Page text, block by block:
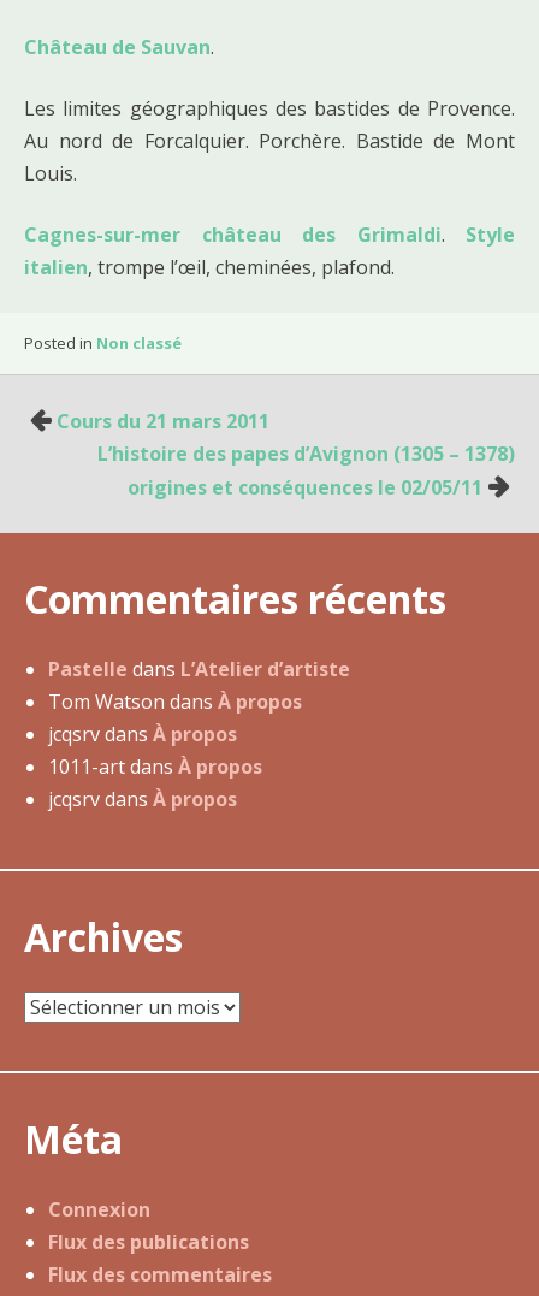
Château de Sauvan.
Les limites géographiques des bastides de Provence.
Au nord de Forcalquier. Porchère. Bastide de Mont
Louis.
Cagnes-sur-mer château des Grimaldi. Style
italien, trompe l’œil, cheminées, plafond.
Posted in Non classé
N
i
a
i
o
n
d
e
’
r
t
i
c
l
Cours du 21 mars 2011
L’histoire des papes d’Avignon (1305 – 1378)
origines et conséquences le 02/05/11
Commentaires récents
Pastelle dans L’Atelier d’artiste
Tom Watson dans À propos
jcqsrvdans À propos
1011-artdans À propos
jcqsrvdans À propos
Archives
Archives
Méta
Connexion
Flux des publications
Flux des commentaires